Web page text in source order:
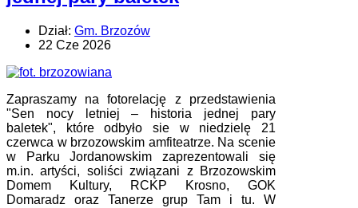
Dział: Gm. Brzozów
22 Cze 2026
Zapraszamy na fotorelację z przedstawienia
"Sen nocy letniej – historia jednej pary
baletek", które odbyło sie w niedzielę 21
czerwca w brzozowskim amfiteatrze. Na scenie
w Parku Jordanowskim zaprezentowali się
m.in. artyści, soliści związani z Brzozowskim
Domem Kultury, RCKP Krosno, GOK
Domaradz oraz Tanerze grup Tam i tu. W